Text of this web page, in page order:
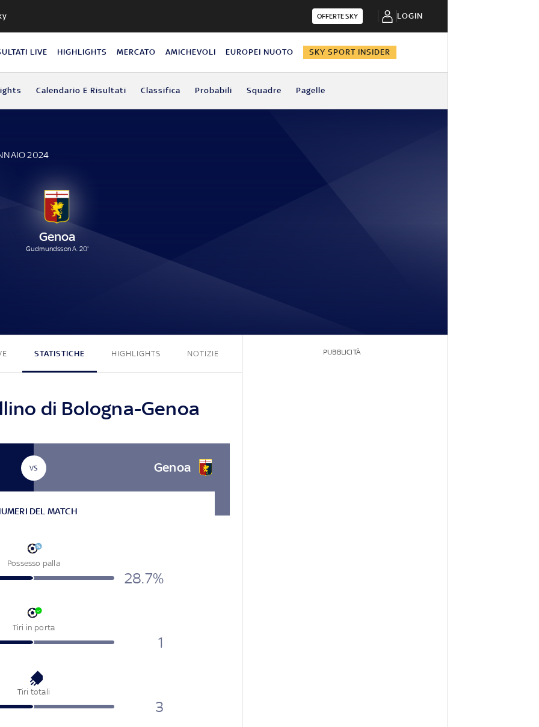
OFFERTE SKY LOGIN
LIVE HIGHLIGHTS MERCATO AMICHEVOLI EUROPEI NUOTO SKY SPORT INSIDER
Calendario E Risultati Classifica Probabili Squadre Pagelle
2024
Genoa
Gudmundsson A. 20'
STATISTICHE HIGHLIGHTS NOTIZIE
di Bologna-Genoa
VS Genoa
DEL MATCH
Possesso palla
28.7%
Tiri in porta
1
Tiri totali
3
PUBBLICITÀ